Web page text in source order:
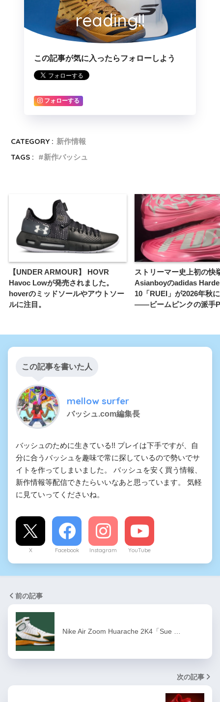
reading!!
この記事が気に入ったらフォローしよう
フォローする
CATEGORY : 新作情報
TAGS :
新作バッシュ
【UNDER ARMOUR】 HOVR
Havoc Lowが発売されました。
hoverのミッドソールやアウトソー
ルに注目。
ストリーマー史上初の快
Asianboyのadidas
10「RUEI」が2026年秋
——ビームピンクの派手
この記事を書いた人
mellow surfer
バッシュ.com編集長
バッシュのために生きている!! プレイは下手ですが、自
分に合うバッシュを趣味で常に探しているので勢いでサ
イトを作ってしまいました。 バッシュを安く買う情報、
新作情報等配信できたらいいなあと思っています。 気軽
に見ていってくださいね。
X Facebook Instagram YouTube
前の記事
Nike Air Zoom Huarache 2K4「Sue …
次の記事